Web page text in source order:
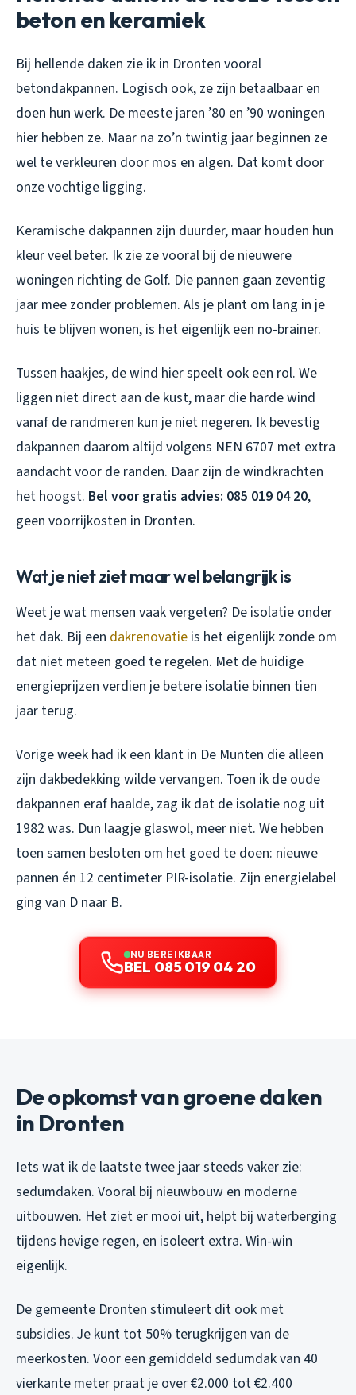
beton en keramiek
Bij hellende daken zie ik in Dronten vooral
betondakpannen. Logisch ook, ze zijn betaalbaar en
doen hun werk. De meeste jaren ’80 en ’90 woningen
hier hebben ze. Maar na zo’n twintig jaar beginnen ze
wel te verkleuren door mos en algen. Dat komt door
onze vochtige ligging.
Keramische dakpannen zijn duurder, maar houden hun
kleur veel beter. Ik zie ze vooral bij de nieuwere
woningen richting de Golf. Die pannen gaan zeventig
jaar mee zonder problemen. Als je plant om lang in je
huis te blijven wonen, is het eigenlijk een no-brainer.
Tussen haakjes, de wind hier speelt ook een rol. We
liggen niet direct aan de kust, maar die harde wind
vanaf de randmeren kun je niet negeren. Ik bevestig
dakpannen daarom altijd volgens NEN 6707 met extra
aandacht voor de randen. Daar zijn de windkrachten
het hoogst. Bel voor gratis advies: 085 019 04 20,
geen voorrijkosten in Dronten.
Wat je niet ziet maar wel belangrijk is
Weet je wat mensen vaak vergeten? De isolatie onder
het dak. Bij een dakrenovatie is het eigenlijk zonde om
dat niet meteen goed te regelen. Met de huidige
energieprijzen verdien je betere isolatie binnen tien
jaar terug.
Vorige week had ik een klant in De Munten die alleen
zijn dakbedekking wilde vervangen. Toen ik de oude
dakpannen eraf haalde, zag ik dat de isolatie nog uit
1982 was. Dun laagje glaswol, meer niet. We hebben
toen samen besloten om het goed te doen: nieuwe
pannen én 12 centimeter PIR-isolatie. Zijn energielabel
ging van D naar B.
NU BEREIKBAAR
BEL 085 019 04 20
De opkomst van groene daken
in Dronten
Iets wat ik de laatste twee jaar steeds vaker zie:
sedumdaken. Vooral bij nieuwbouw en moderne
uitbouwen. Het ziet er mooi uit, helpt bij waterberging
tijdens hevige regen, en isoleert extra. Win-win
eigenlijk.
De gemeente Dronten stimuleert dit ook met
subsidies. Je kunt tot 50% terugkrijgen van de
meerkosten. Voor een gemiddeld sedumdak van 40
vierkante meter praat je over €2.000 tot €2.400